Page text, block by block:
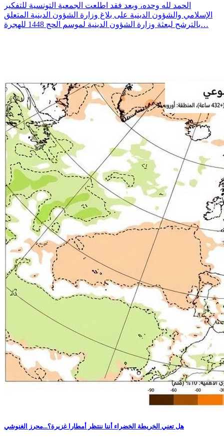
الحمد لله وحده، وبعد فقد اطلعت الجمعية التونسية للتفكير
الإسلامي والشؤون الدينية على بلاغ وزارة الشؤون الدينية المتعلق
بالترشح لبعثة وزارة الشؤون الدينية لموسم الحج 1448 للهجرة…
هل تعني الخريطة الخضراء أننا ننتظر أمطارا غزيرة؟...محرز الغنوشي